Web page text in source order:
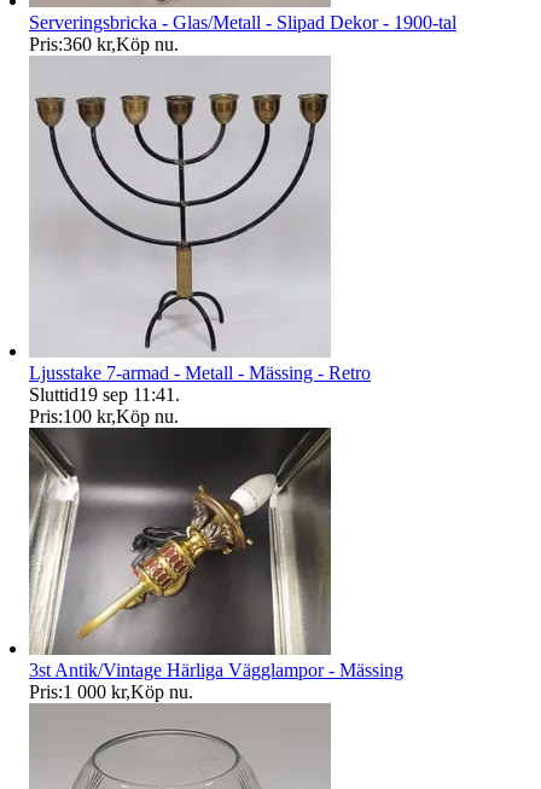
Serveringsbricka - Glas/Metall - Slipad Dekor - 1900-tal
Pris:360 kr,Köp nu.
Ljusstake 7-armad - Metall - Mässing - Retro
Sluttid19 sep 11:41 .
Pris:100 kr,Köp nu.
3st Antik/Vintage Härliga Vägglampor - Mässing
Pris:1 000 kr,Köp nu.